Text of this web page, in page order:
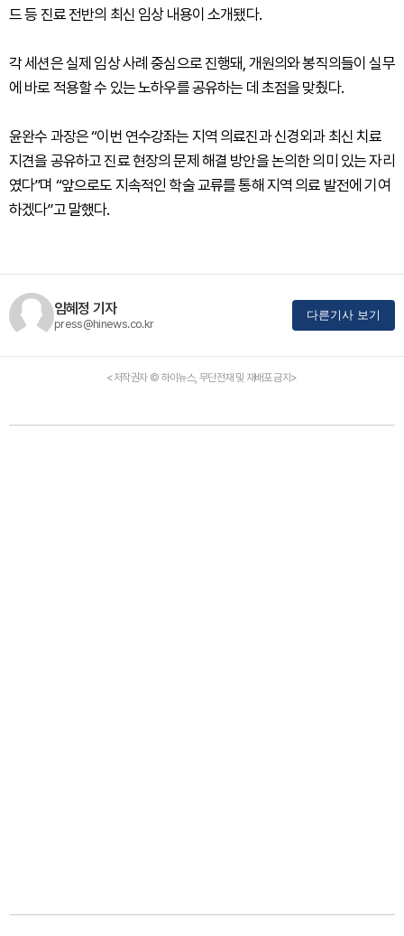
드 등 진료 전반의 최신 임상 내용이 소개됐다.
각 세션은 실제 임상 사례 중심으로 진행돼, 개원의와 봉직의들이 실무
에 바로 적용할 수 있는 노하우를 공유하는 데 초점을 맞췄다.
윤완수 과장은 “이번 연수강좌는 지역 의료진과 신경외과 최신 치료
지견을 공유하고 진료 현장의 문제 해결 방안을 논의한 의미 있는 자리
였다”며 “앞으로도 지속적인 학술 교류를 통해 지역 의료 발전에 기여
하겠다”고 말했다.
임혜정 기자
press@hinews.co.kr
다른기사 보기
<저작권자 © 하이뉴스, 무단전재 및 재배포 금지>